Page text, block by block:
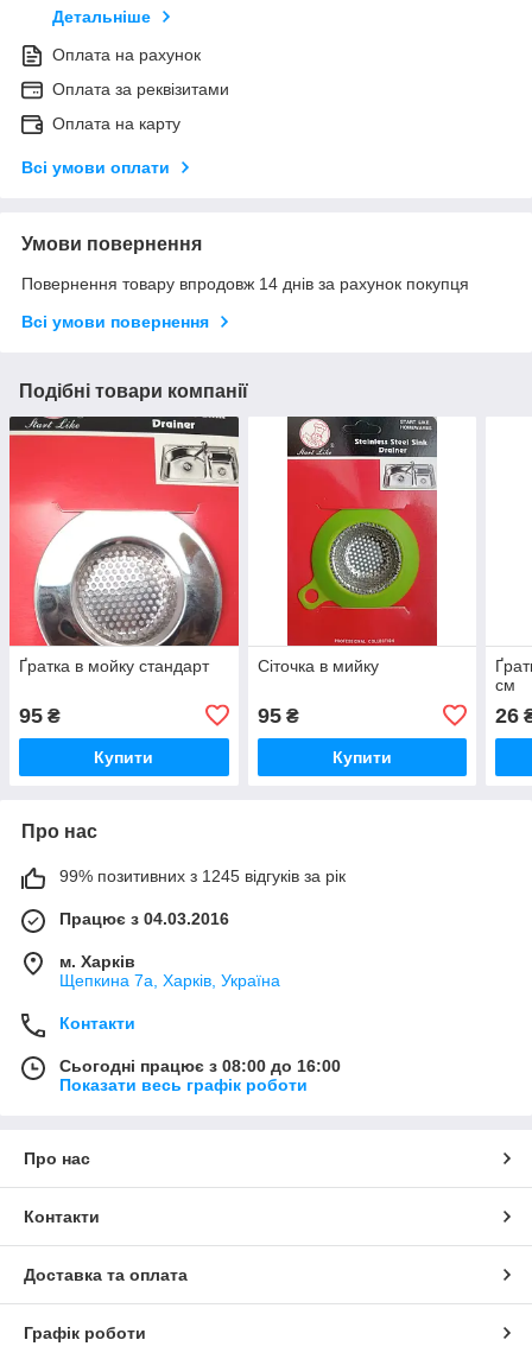
Детальніше
Оплата на рахунок
Оплата за реквізитами
Оплата на карту
Всі умови оплати
Умови повернення
Повернення товару впродовж 14 днів за рахунок покупця
Всі умови повернення
Подібні товари компанії
Ґратка в мойку стандарт
95 ₴
Купити
Сіточка в мийку
95₴
Купити
см
26
Про нас
99% позитивних з 1245 відгуків за рік
Працює з 04.03.2016
м. Харків
Щепкина 7а, Харків, Україна
Контакти
Сьогодні працює з 08:00 до 16:00
Показати весь графік роботи
Про нас
Контакти
Доставка та оплата
Графік роботи